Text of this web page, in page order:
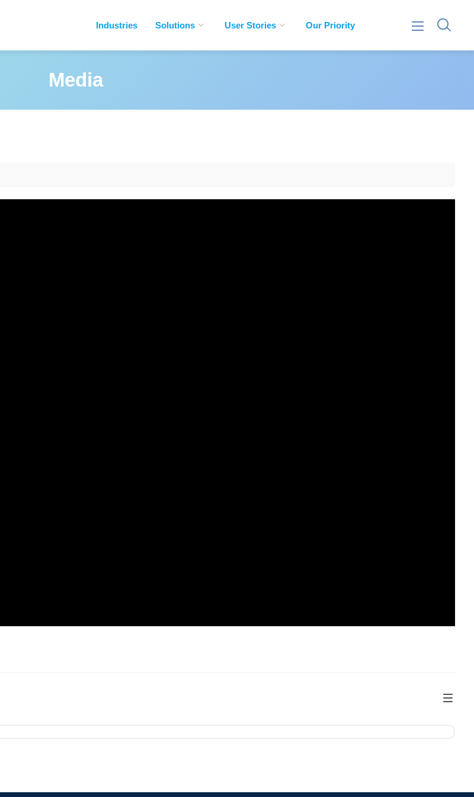
Industries Solutions User Stories Our Priority
Media